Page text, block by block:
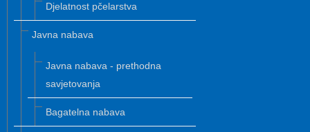
Djelatnost pčelarstva
Javna nabava
Javna nabava - prethodna
savjetovanja
Bagatelna nabava